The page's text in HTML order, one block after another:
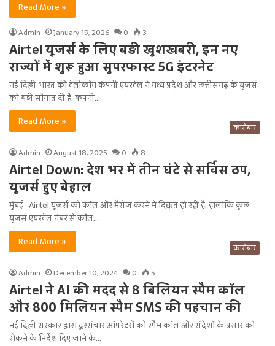
Read More »
Admin January 19, 2026 0 3
Airtel यूजर्स के लिए बड़ी खुशखबरी, इन नए
राज्यों में शुरू हुआ सुपरफास्ट 5G इंटरनेट
नई दिल्ली भारत की टेलीकॉम कंपनी एयरटेल ने मध्य प्रदेश और छत्तीसगढ़ के यूजर्स
को बड़ी सौगात दी है. कंपनी…
Read More »
कारोबार
Admin August 18, 2025 0 8
Airtel Down: देश भर में तीन घंटे से सर्विस ठप,
यूजर्स हुए बेहाल
मुंबई Airtel यूजर्स को कॉल और मैसेज करने में दिक्कत हो रही है. हालांकि कुछ
यूजर्स एयरटेल नंबर से कॉल…
Read More »
कारोबार
Admin December 10, 2024 0 5
Airtel ने AI की मदद से 8 बिलियन स्पैम कॉल
और 800 मिलियन स्पैम SMS की पहचान की
नई दिल्ली सरकार द्वारा दूरसंचार ऑपरेटरों को स्पैम कॉल और संदेशों के प्रसार को
रोकने के निर्देश दिए जाने के…